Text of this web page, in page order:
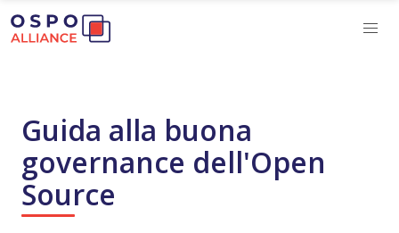
Guida alla buona
governance dell'Open
Source